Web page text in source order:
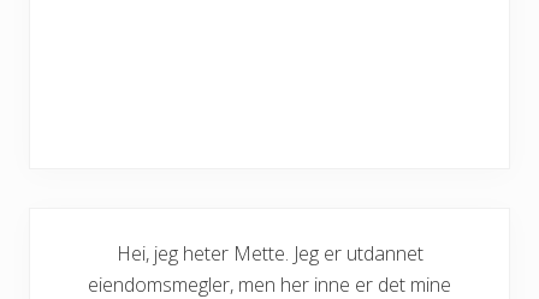
Hei, jeg heter Mette. Jeg er utdannet
eiendomsmegler, men her inne er det mine